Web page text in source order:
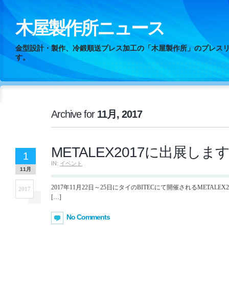
木屋製作所ニュース
金型設計・製作、冷鍛順送プレス加工の「木屋製作所」のプレス
す。
Archive for 11月, 2017
METALEX2017に出展します
IN: イベント
1
11月
2017
2017年11月22日～25日にタイのBITECにて開催される
[…]
No Comments